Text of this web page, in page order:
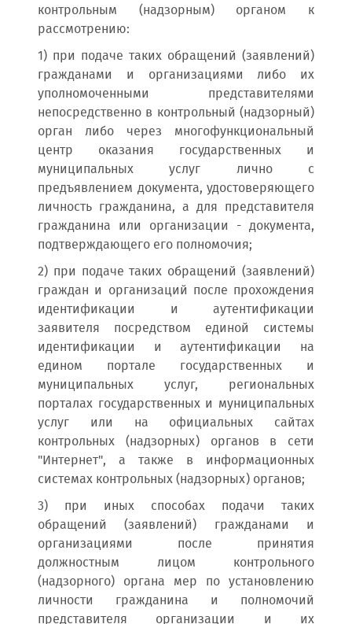
контрольным (надзорным) органом к
рассмотрению:
1) при подаче таких обращений (заявлений)
гражданами и организациями либо их
уполномоченными представителями
непосредственно в контрольный (надзорный)
орган либо через многофункциональный
центр оказания государственных и
муниципальных услуг лично с
предъявлением документа, удостоверяющего
личность гражданина, а для представителя
гражданина или организации - документа,
подтверждающего его полномочия;
2) при подаче таких обращений (заявлений)
граждан и организаций после прохождения
идентификации и аутентификации
заявителя посредством единой системы
идентификации и аутентификации на
едином портале государственных и
муниципальных услуг, региональных
порталах государственных и муниципальных
услуг или на официальных сайтах
контрольных (надзорных) органов в сети
"Интернет", а также в информационных
системах контрольных (надзорных) органов;
3) при иных способах подачи таких
обращений (заявлений) гражданами и
организациями после принятия
должностным лицом контрольного
(надзорного) органа мер по установлению
личности гражданина и полномочий
представителя организации и их